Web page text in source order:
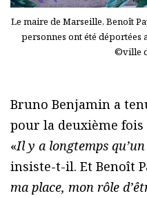
Le maire de Marseille, Benoît
personnes ont été déportées
©ville
Bruno Benjamin a
pour la deuxième
«Il y a longtemps
insiste-t-il. Et Benoît
ma place, mon rôle